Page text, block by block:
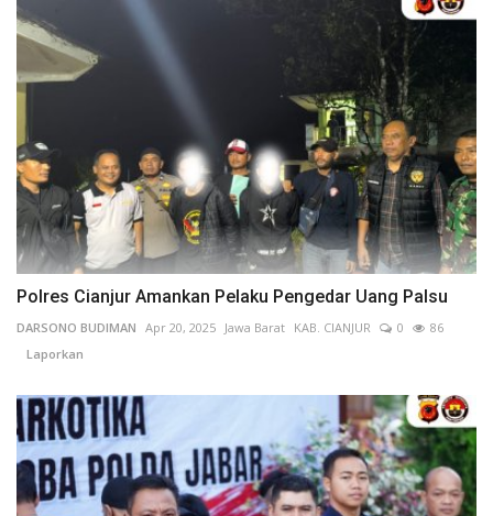
Polres Cianjur Amankan Pelaku Pengedar Uang Palsu
DARSONO BUDIMAN Apr 20, 2025 Jawa Barat KAB. CIANJUR 0
86
Laporkan